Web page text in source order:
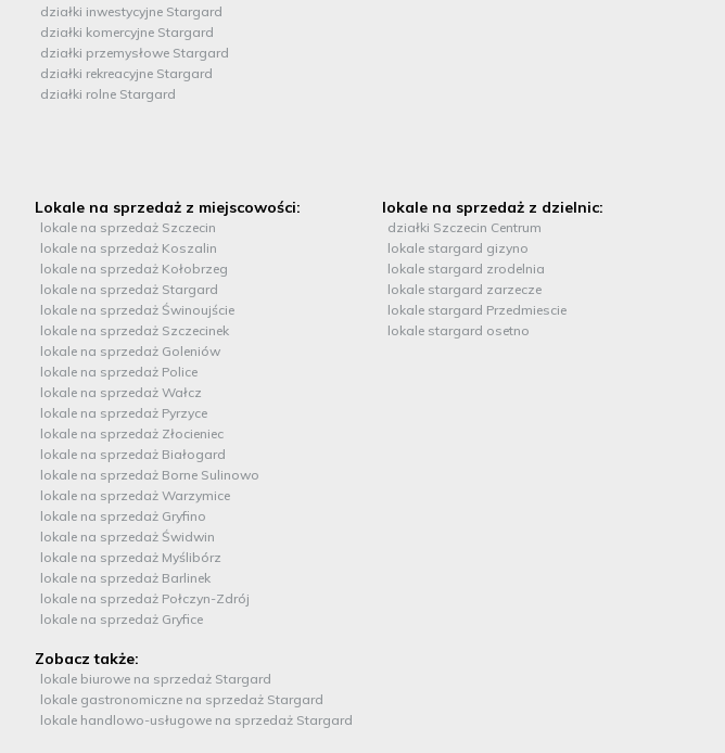
działki inwestycyjne Stargard
działki komercyjne Stargard
działki przemysłowe Stargard
działki rekreacyjne Stargard
działki rolne Stargard
Lokale na sprzedaż z miejscowości:
lokale na sprzedaż Szczecin
lokale na sprzedaż Koszalin
lokale na sprzedaż Kołobrzeg
lokale na sprzedaż Stargard
lokale na sprzedaż Świnoujście
lokale na sprzedaż Szczecinek
lokale na sprzedaż Goleniów
lokale na sprzedaż Police
lokale na sprzedaż Wałcz
lokale na sprzedaż Pyrzyce
lokale na sprzedaż Złocieniec
lokale na sprzedaż Białogard
lokale na sprzedaż Borne Sulinowo
lokale na sprzedaż Warzymice
lokale na sprzedaż Gryfino
lokale na sprzedaż Świdwin
lokale na sprzedaż Myślibórz
lokale na sprzedaż Barlinek
lokale na sprzedaż Połczyn-Zdrój
lokale na sprzedaż Gryfice
Zobacz także:
lokale biurowe na sprzedaż Stargard
lokale gastronomiczne na sprzedaż Stargard
lokale handlowo-usługowe na sprzedaż Stargard
lokale na sprzedaż z dzielnic:
działki Szczecin Centrum
lokale stargard gizyno
lokale stargard zrodelnia
lokale stargard zarzecze
lokale stargard Przedmiescie
lokale stargard osetno